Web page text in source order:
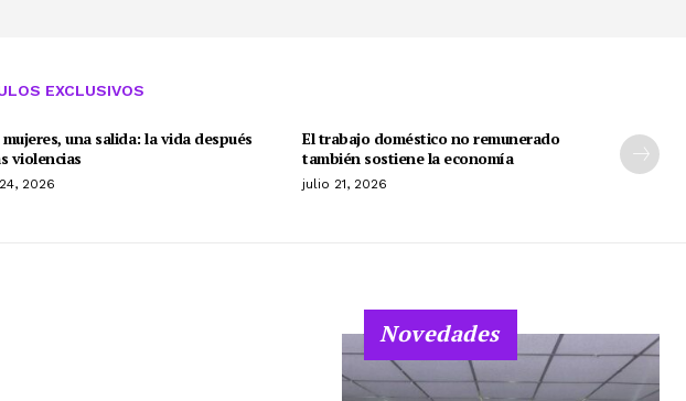
EXCLUSIVOS
una salida: la vida después
violencias
2026
El trabajo doméstico no remunerado
también sostiene la economía
julio 21, 2026
Novedades